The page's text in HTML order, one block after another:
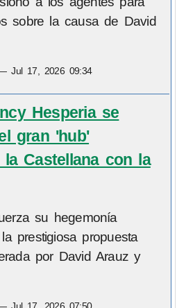
sobre la causa de David
Jul 17, 2026 09:34
Hesperia se
gran 'hub'
Castellana con la
su hegemonía
prestigiosa propuesta
por David Arauz y